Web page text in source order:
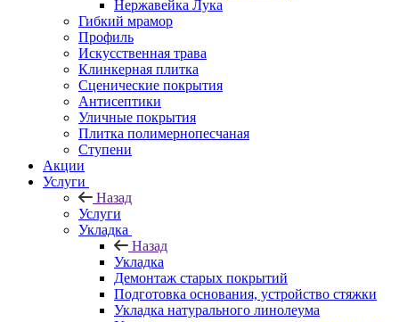
Нержавейка Лука
Гибкий мрамор
Профиль
Искусственная трава
Клинкерная плитка
Сценические покрытия
Антисептики
Уличные покрытия
Плитка полимернопесчаная
Ступени
Акции
Услуги
Назад
Услуги
Укладка
Назад
Укладка
Демонтаж старых покрытий
Подготовка основания, устройство стяжки
Укладка натурального линолеума